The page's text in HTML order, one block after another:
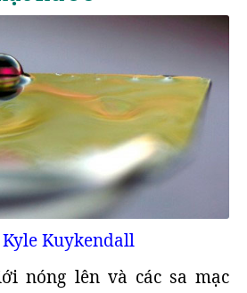
Kuykendall
nóng lên và các sa mạc